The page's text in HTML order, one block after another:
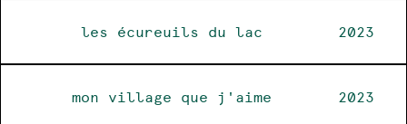
les écureuils du lac 2023
mon village que j'aime 2023